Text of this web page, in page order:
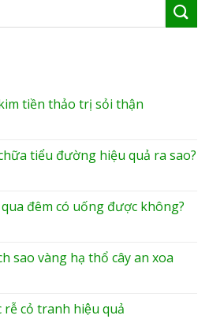
tiền thảo trị sỏi thận
tiểu đường hiệu quả ra sao?
đêm có uống được không?
sao vàng hạ thổ cây an xoa
rễ cỏ tranh hiệu quả